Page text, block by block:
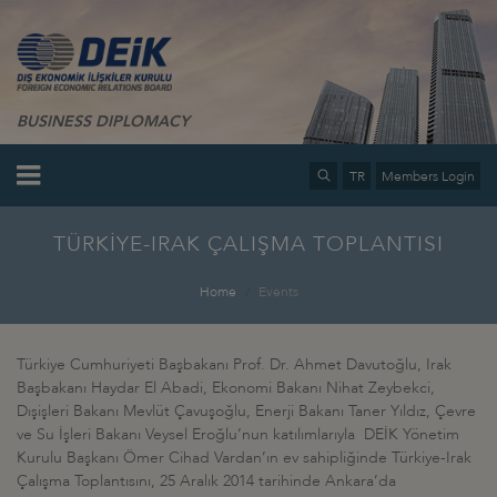
BUSINESS DIPLOMACY
TR Members Login
TÜRKİYE-IRAK ÇALIŞMA TOPLANTISI
Home Events
Türkiye Cumhuriyeti Başbakanı Prof. Dr. Ahmet Davutoğlu, Irak
Başbakanı Haydar El Abadi, Ekonomi Bakanı Nihat Zeybekci,
Dışişleri Bakanı Mevlüt Çavuşoğlu, Enerji Bakanı Taner Yıldız, Çevre
ve Su İşleri Bakanı Veysel Eroğlu’nun katılımlarıyla DEİK Yönetim
Kurulu Başkanı Ömer Cihad Vardan’ın ev sahipliğinde Türkiye-Irak
Çalışma Toplantısını, 25 Aralık 2014 tarihinde Ankara’da